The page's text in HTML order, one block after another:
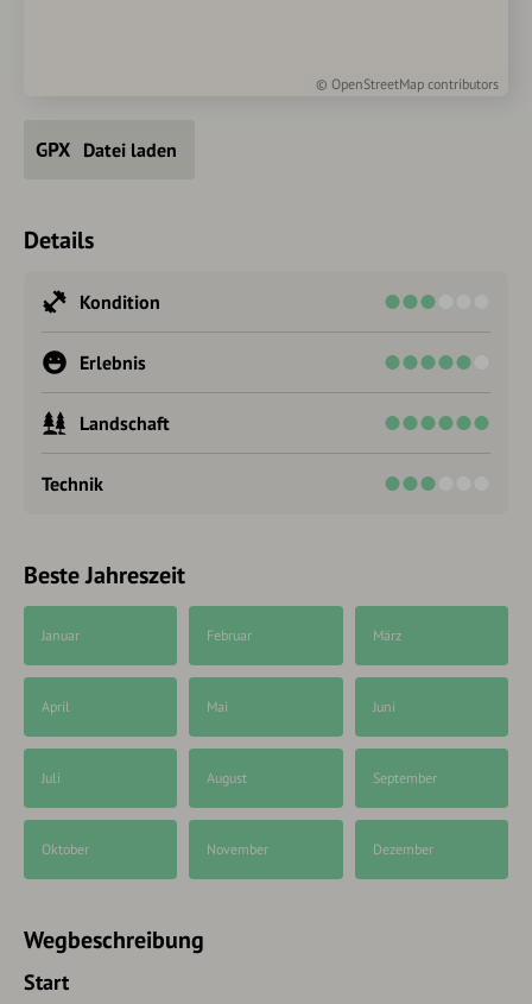
© OpenStreetMap contributors
Datei laden
Details
Kondition
Erlebnis
Landschaft
Technik
Beste Jahreszeit
Januar Februar März
April Mai Juni
Juli August September
Oktober November Dezember
Wegbeschreibung
Start